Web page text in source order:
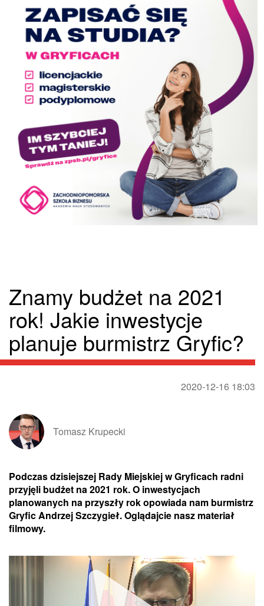
Znamy budżet na 2021
rok! Jakie inwestycje
planuje burmistrz Gryfic?
2020-12-16 18:03
Tomasz Krupecki
Podczas dzisiejszej Rady Miejskiej w Gryficach radni
przyjęli budżet na 2021 rok. O inwestycjach
planowanych na przyszły rok opowiada nam burmistrz
Gryfic Andrzej Szczygieł. Oglądajcie nasz materiał
filmowy.